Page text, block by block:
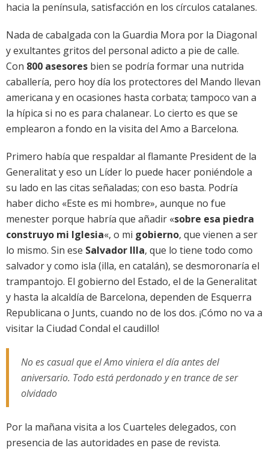
hacia la península, satisfacción en los círculos catalanes.
Nada de cabalgada con la Guardia Mora por la Diagonal
y exultantes gritos del personal adicto a pie de calle.
Con 800 asesores bien se podría formar una nutrida
caballería, pero hoy día los protectores del Mando llevan
americana y en ocasiones hasta corbata; tampoco van a
la hípica si no es para chalanear. Lo cierto es que se
emplearon a fondo en la visita del Amo a Barcelona.
Primero había que respaldar al flamante President de la
Generalitat y eso un Líder lo puede hacer poniéndole a
su lado en las citas señaladas; con eso basta. Podría
haber dicho «Este es mi hombre», aunque no fue
menester porque habría que añadir «sobre esa piedra
construyo mi Iglesia«, o mi gobierno, que vienen a ser
lo mismo. Sin ese Salvador Illa, que lo tiene todo como
salvador y como isla (illa, en catalán), se desmoronaría el
trampantojo. El gobierno del Estado, el de la Generalitat
y hasta la alcaldía de Barcelona, dependen de Esquerra
Republicana o Junts, cuando no de los dos. ¡Cómo no va a
visitar la Ciudad Condal el caudillo!
No es casual que el Amo viniera el día antes del
aniversario. Todo está perdonado y en trance de ser
olvidado
Por la mañana visita a los Cuarteles delegados, con
presencia de las autoridades en pase de revista.